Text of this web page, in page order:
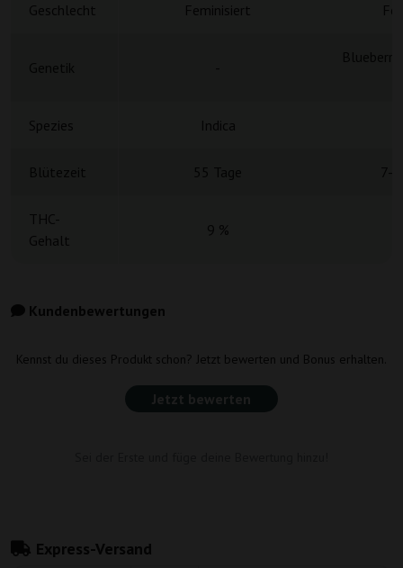
Geschlecht Feminisiert
Spezies Indica
THC-
Gehalt
9 %
Kundenbewertungen
Kennst du dieses Produkt schon? Jetzt bewerten und Bonus erhalten.
Jetzt bewerten
Express-Versand